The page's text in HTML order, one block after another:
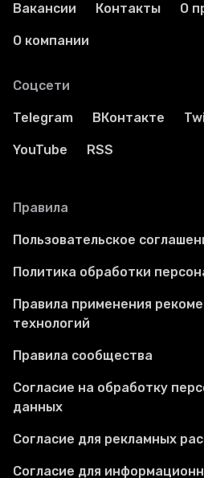
Вакансии Контакты О
О компании
Соцсети
Telegram ВКонтакте
YouTube RSS
Правила
Пользовательское
Политика обработки
Правила применения
технологий
Правила сообщества
Согласие на обработку
данных
Согласие для рекламных
Согласие для